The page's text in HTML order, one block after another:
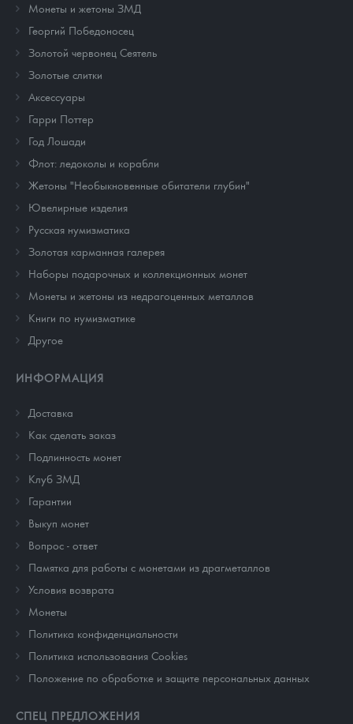
Монеты и жетоны ЗМД
Георгий Победоносец
Золотой червонец Сеятель
Золотые слитки
Аксессуары
Гарри Поттер
Год Лошади
Флот: ледоколы и корабли
Жетоны "Необыкновенные обитатели глубин"
Ювелирные изделия
Русская нумизматика
Золотая карманная галерея
Наборы подарочных и коллекционных монет
Монеты и жетоны из недрагоценных металлов
Книги по нумизматике
Другое
ИНФОРМАЦИЯ
Доставка
Как сделать заказ
Подлинность монет
Клуб ЗМД
Гарантии
Выкуп монет
Вопрос - ответ
Памятка для работы с монетами из драгметаллов
Условия возврата
Монеты
Политика конфиденциальности
Политика использования Cookies
Положение по обработке и защите персональных данных
СПЕЦ ПРЕДЛОЖЕНИЯ